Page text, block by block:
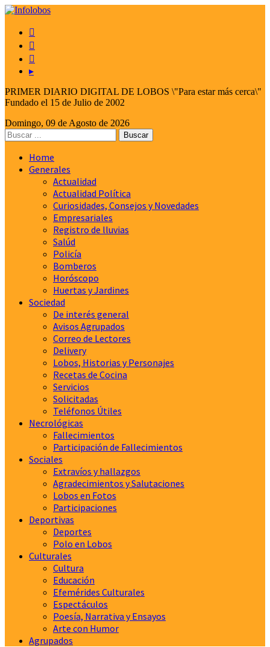



▸
PRIMER DIARIO DIGITAL DE LOBOS \"Para estar más cerca\"
Fundado el 15 de Julio de 2002
Domingo, 09 de Agosto de 2026
Home
Generales
Actualidad
Actualidad Política
Curiosidades, Consejos y Novedades
Empresariales
Registro de lluvias
Salúd
Policía
Bomberos
Horóscopo
Huertas y Jardines
Sociedad
De interés general
Avisos Agrupados
Correo de Lectores
Delivery
Lobos, Historias y Personajes
Recetas de Cocina
Servicios
Solicitadas
Teléfonos Útiles
Necrológicas
Fallecimientos
Participación de Fallecimientos
Sociales
Extravíos y hallazgos
Agradecimientos y Salutaciones
Lobos en Fotos
Participaciones
Deportivas
Deportes
Polo en Lobos
Culturales
Cultura
Educación
Efemérides Culturales
Espectáculos
Poesía, Narrativa y Ensayos
Arte con Humor
Agrupados